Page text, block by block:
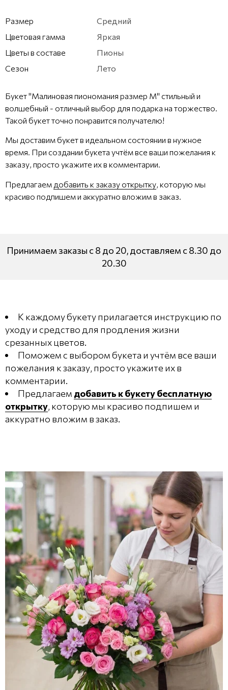
Размер
Средний
Цветовая гамма
Яркая
Цветы в составе
Пионы
Сезон
Лето
Букет "Малиновая пиономания размер М" стильный и
волшебный - отличный выбор для подарка на торжество.
Такой букет точно понравится получателю!
Мы доставим букет в идеальном состоянии в нужное
время. При создании букета учтём все ваши пожелания к
заказу, просто укажите их в комментарии.
Предлагаем добавить к заказу открытку, которую мы
красиво подпишем и аккуратно вложим в заказ.
Принимаем заказы с 8 до 20, доставляем с 8.30 до
20.30
К каждому букету прилагается инструкцию по
уходу и средство для продления жизни
срезанных цветов.
Поможем с выбором букета и учтём все ваши
пожелания к заказу, просто укажите их в
комментарии.
Предлагаем добавить к букету бесплатную
открытку, которую мы красиво подпишем и
аккуратно вложим в заказ.